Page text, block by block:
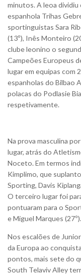
minutos. A leoa
espanhola Trihas
sportinguistas Sara
(13º), Inês Monteiro
clube leonino o
Campeões Europeus
lugar em equipas com
espanholas do Bilbao
polacas do Podlasie
respetivamente.
Na prova masculina
lugar, atrás do
Noceto. Em termos
Kimplimo, que
Sporting, Davis
O terceiro lugar foi
pontuaram para o
e Miguel Marques (27º).
Nos escalões de
da Europa ao
pontos, mais sete do
South Telaviv Alley